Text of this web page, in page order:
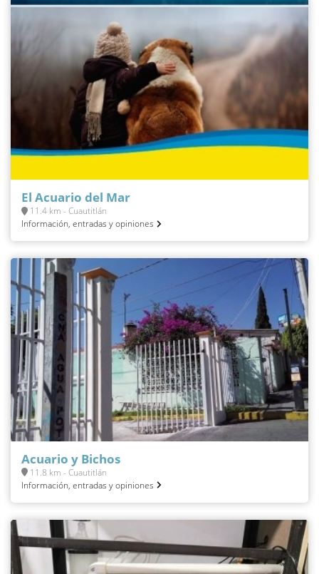
El Acuario del Mar
11.4 km - Cuautitlán
Información, entradas y opiniones
Acuario y Bichos
11.8 km - Cuautitlán
Información, entradas y opiniones